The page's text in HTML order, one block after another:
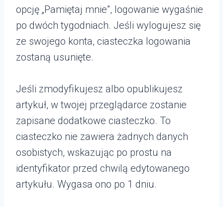
opcję „Pamiętaj mnie”, logowanie wygaśnie
po dwóch tygodniach. Jeśli wylogujesz się
ze swojego konta, ciasteczka logowania
zostaną usunięte.
Jeśli zmodyfikujesz albo opublikujesz
artykuł, w twojej przeglądarce zostanie
zapisane dodatkowe ciasteczko. To
ciasteczko nie zawiera żadnych danych
osobistych, wskazując po prostu na
identyfikator przed chwilą edytowanego
artykułu. Wygasa ono po 1 dniu.